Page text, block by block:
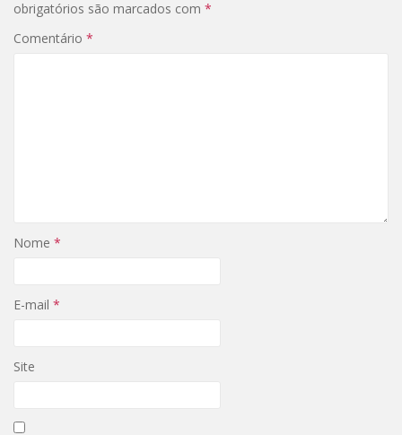
obrigatórios são marcados com *
Comentário *
Nome *
E-mail *
Site